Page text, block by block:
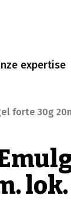
expertise
forte 30g
lok.